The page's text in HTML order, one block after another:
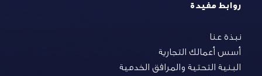
روابط مفيدة
نبذة عنا
أسس أعمالك التجارية
البنية التحتية والمرافق الخدمية